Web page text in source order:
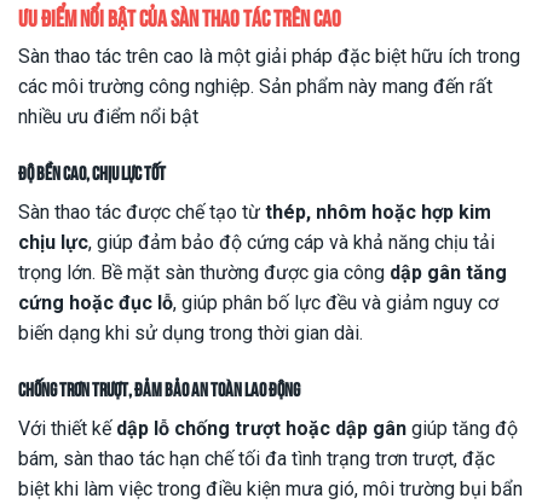
Ưu điểm nổi bật của sàn thao tác trên cao
Sàn thao tác trên cao là một giải pháp đặc biệt hữu ích trong
các môi trường công nghiệp. Sản phẩm này mang đến rất
nhiều ưu điểm nổi bật
Độ bền cao, chịu lực tốt
Sàn thao tác được chế tạo từ thép, nhôm hoặc hợp kim
chịu lực, giúp đảm bảo độ cứng cáp và khả năng chịu tải
trọng lớn. Bề mặt sàn thường được gia công dập gân tăng
cứng hoặc đục lỗ, giúp phân bố lực đều và giảm nguy cơ
biến dạng khi sử dụng trong thời gian dài.
Chống trơn trượt, đảm bảo an toàn lao động
Với thiết kế dập lỗ chống trượt hoặc dập gân giúp tăng độ
bám, sàn thao tác hạn chế tối đa tình trạng trơn trượt, đặc
biệt khi làm việc trong điều kiện mưa gió, môi trường bụi bẩn